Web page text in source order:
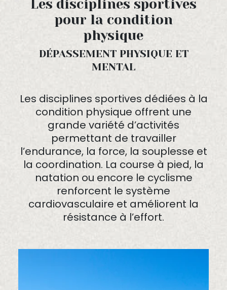
Les disciplines sportives
pour la condition
physique
DÉPASSEMENT PHYSIQUE ET
MENTAL
Les disciplines sportives dédiées à la
condition physique offrent une
grande variété d’activités
permettant de travailler
l’endurance, la force, la souplesse et
la coordination. La course à pied, la
natation ou encore le cyclisme
renforcent le système
cardiovasculaire et améliorent la
résistance à l’effort.